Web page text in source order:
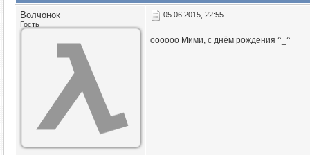
Волчонок
Гость
05.06.2015, 22:55
оооооо Мими, с днём рождения ^_^